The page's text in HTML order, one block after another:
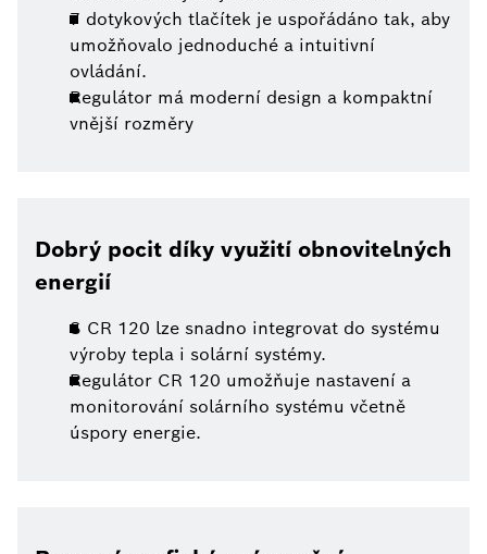
7 dotykových tlačítek je uspořádáno tak, aby
umožňovalo jednoduché a intuitivní
ovládání.
Regulátor má moderní design a kompaktní
vnější rozměry
Dobrý pocit díky využití obnovitelných
energií
S CR 120 lze snadno integrovat do systému
výroby tepla i solární systémy.
Regulátor CR 120 umožňuje nastavení a
monitorování solárního systému včetně
úspory energie.